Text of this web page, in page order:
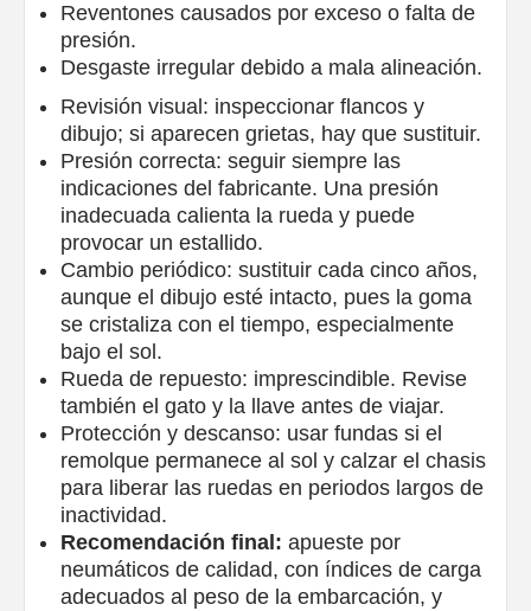
Reventones causados por exceso o falta de
presión.
Desgaste irregular debido a mala alineación.
Revisión visual: inspeccionar flancos y
dibujo; si aparecen grietas, hay que sustituir.
Presión correcta: seguir siempre las
indicaciones del fabricante. Una presión
inadecuada calienta la rueda y puede
provocar un estallido.
Cambio periódico: sustituir cada cinco años,
aunque el dibujo esté intacto, pues la goma
se cristaliza con el tiempo, especialmente
bajo el sol.
Rueda de repuesto: imprescindible. Revise
también el gato y la llave antes de viajar.
Protección y descanso: usar fundas si el
remolque permanece al sol y calzar el chasis
para liberar las ruedas en periodos largos de
inactividad.
Recomendación final: apueste por
neumáticos de calidad, con índices de carga
adecuados al peso de la embarcación, y